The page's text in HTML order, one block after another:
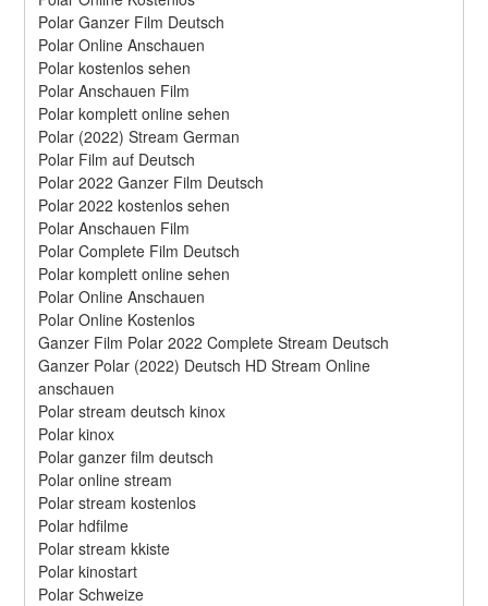
Polar Ganzer Film Deutsch
Polar Online Anschauen
Polar kostenlos sehen
Polar Anschauen Film
Polar komplett online sehen
Polar (2022) Stream German
Polar Film auf Deutsch
Polar 2022 Ganzer Film Deutsch
Polar 2022 kostenlos sehen
Polar Anschauen Film
Polar Complete Film Deutsch
Polar komplett online sehen
Polar Online Anschauen
Polar Online Kostenlos
Ganzer Film Polar 2022 Complete Stream Deutsch
Ganzer Polar (2022) Deutsch HD Stream Online
anschauen
Polar stream deutsch kinox
Polar kinox
Polar ganzer film deutsch
Polar online stream
Polar stream kostenlos
Polar hdfilme
Polar stream kkiste
Polar kinostart
Polar Schweize